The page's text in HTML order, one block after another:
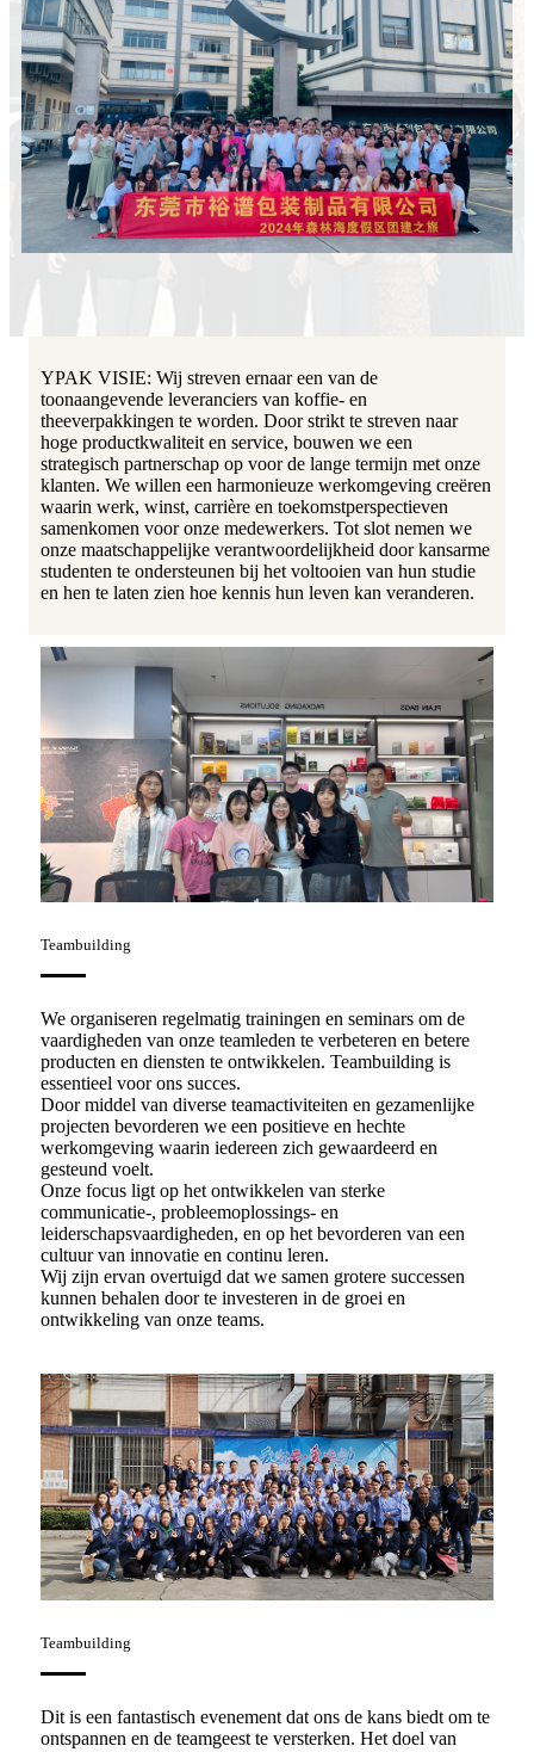
YPAK VISIE: Wij streven ernaar een van de
toonaangevende leveranciers van koffie- en
theeverpakkingen te worden. Door strikt te streven naar
hoge productkwaliteit en service, bouwen we een
strategisch partnerschap op voor de lange termijn met onze
klanten. We willen een harmonieuze werkomgeving creëren
waarin werk, winst, carrière en toekomstperspectieven
samenkomen voor onze medewerkers. Tot slot nemen we
onze maatschappelijke verantwoordelijkheid door kansarme
studenten te ondersteunen bij het voltooien van hun studie
en hen te laten zien hoe kennis hun leven kan veranderen.
Teambuilding
We organiseren regelmatig trainingen en seminars om de
vaardigheden van onze teamleden te verbeteren en betere
producten en diensten te ontwikkelen. Teambuilding is
essentieel voor ons succes.
Door middel van diverse teamactiviteiten en gezamenlijke
projecten bevorderen we een positieve en hechte
werkomgeving waarin iedereen zich gewaardeerd en
gesteund voelt.
Onze focus ligt op het ontwikkelen van sterke
communicatie-, probleemoplossings- en
leiderschapsvaardigheden, en op het bevorderen van een
cultuur van innovatie en continu leren.
Wij zijn ervan overtuigd dat we samen grotere successen
kunnen behalen door te investeren in de groei en
ontwikkeling van onze teams.
Teambuilding
Dit is een fantastisch evenement dat ons de kans biedt om te
ontspannen en de teamgeest te versterken. Het doel van